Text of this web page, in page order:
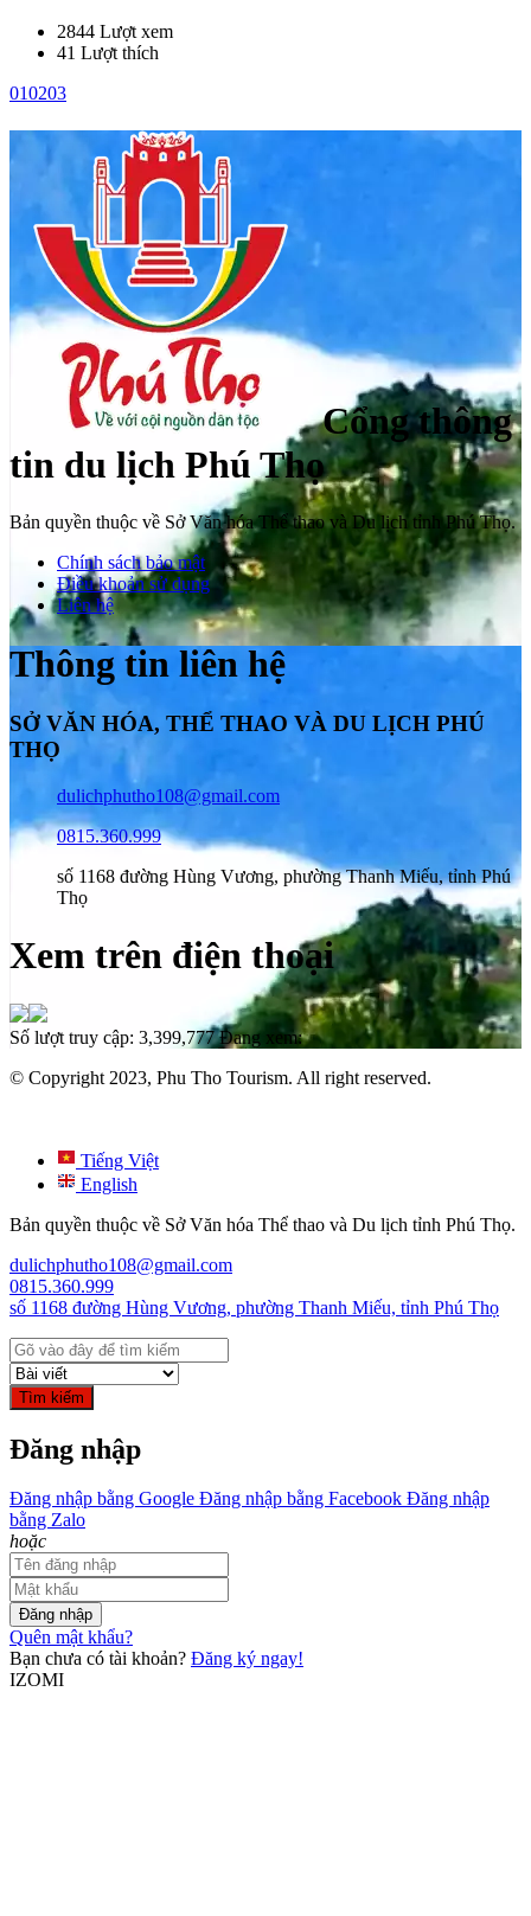
2844 Lượt xem
41 Lượt thích
010203
Cổng thông
tin du lịch Phú Thọ
Bản quyền thuộc về Sở Văn hóa Thể thao và Du lịch tỉnh Phú Thọ.
Chính sách bảo mật
Điều khoản sử dụng
Liên hệ
Thông tin liên hệ
SỞ VĂN HÓA, THỂ THAO VÀ DU LỊCH PHÚ
THỌ
dulichphutho108@gmail.com
0815.360.999
số 1168 đường Hùng Vương, phường Thanh Miếu, tỉnh Phú
Thọ
Xem trên điện thoại
Số lượt truy cập: 3,399,777Đang xem:
© Copyright 2023, Phu Tho Tourism. All right reserved.
Tiếng Việt
English
Bản quyền thuộc về Sở Văn hóa Thể thao và Du lịch tỉnh Phú Thọ.
dulichphutho108@gmail.com
0815.360.999
số 1168 đường Hùng Vương, phường Thanh Miếu, tỉnh Phú Thọ
Tìm kiếm
Đăng nhập
Đăng nhập bằng Google Đăng nhập bằng Facebook Đăng nhập
bằng Zalo
hoặc
Đăng nhập
Quên mật khẩu?
Bạn chưa có tài khoản? Đăng ký ngay!
IZOMI